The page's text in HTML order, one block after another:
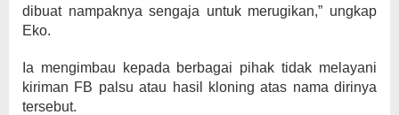
dibuat nampaknya sengaja untuk merugikan,” ungkap
Eko.
Ia mengimbau kepada berbagai pihak tidak melayani
kiriman FB palsu atau hasil kloning atas nama dirinya
tersebut.